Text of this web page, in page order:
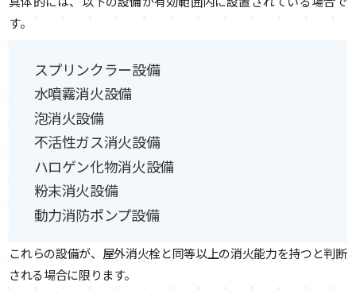
す。
スプリンクラー設備
水噴霧消火設備
泡消火設備
不活性ガス消火設備
ハロゲン化物消火設備
粉末消火設備
動力消防ポンプ設備
これらの設備が、屋外消火栓と同等以上の消火能力を持つと判断
される場合に限ります。